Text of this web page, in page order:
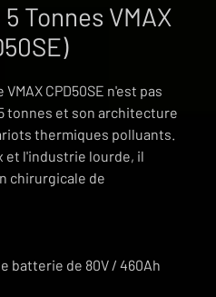
Tonnes VMAX
VMAX CPD50SE n'est pas
tonnes et son architecture
thermiques polluants.
et l'industrie lourde, il
chirurgicale de
batterie de 80V / 460Ah